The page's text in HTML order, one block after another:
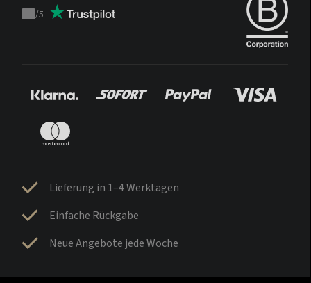
Trustpilot
/5
Lieferung in 1–4 Werktagen
Einfache Rückgabe
Neue Angebote jede Woche